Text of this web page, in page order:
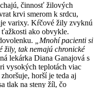
činnosť žilových
krvi smerom k srdcu,
varixy. Kŕčové žily zvyknú
ťažkosti ako obvykle.
„Mnohí pacienti si
žily, tak nemajú chronické
lekárka Diana Ganajová s
vysokých teplotách viac
horší je teda aj
tlak na steny žíl, čo